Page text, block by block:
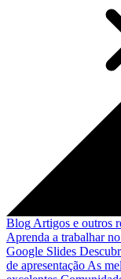
Blog Artigos e outros
Aprenda a trabalhar
Google Slides
de apresentação As